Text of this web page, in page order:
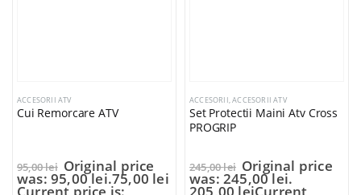
ACCESORII ATV
Cui Remorcare ATV
95,00lei Original price
was: 95,00 lei.75,00 lei
Current price is:
ACCESORII,ACCESORII ATV
Set Protectii Maini Atv Cross
PROGRIP
245,00lei Original price
was: 245,00 lei.
205,00 leiCurrent